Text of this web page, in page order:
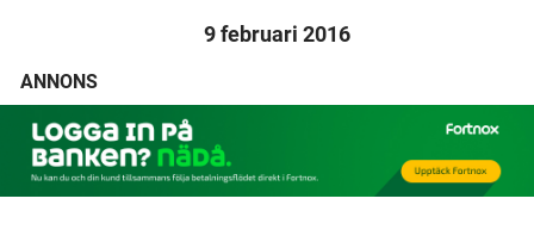
9 februari 2016
ANNONS